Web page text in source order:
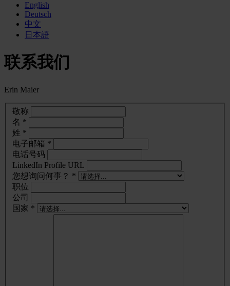
English
Deutsch
中文
日本語
联系我们
Erin Maier
敬称
名 *
姓 *
电子邮箱 *
电话号码
LinkedIn Profile URL
您想询问何事？ *
职位
公司
国家 *